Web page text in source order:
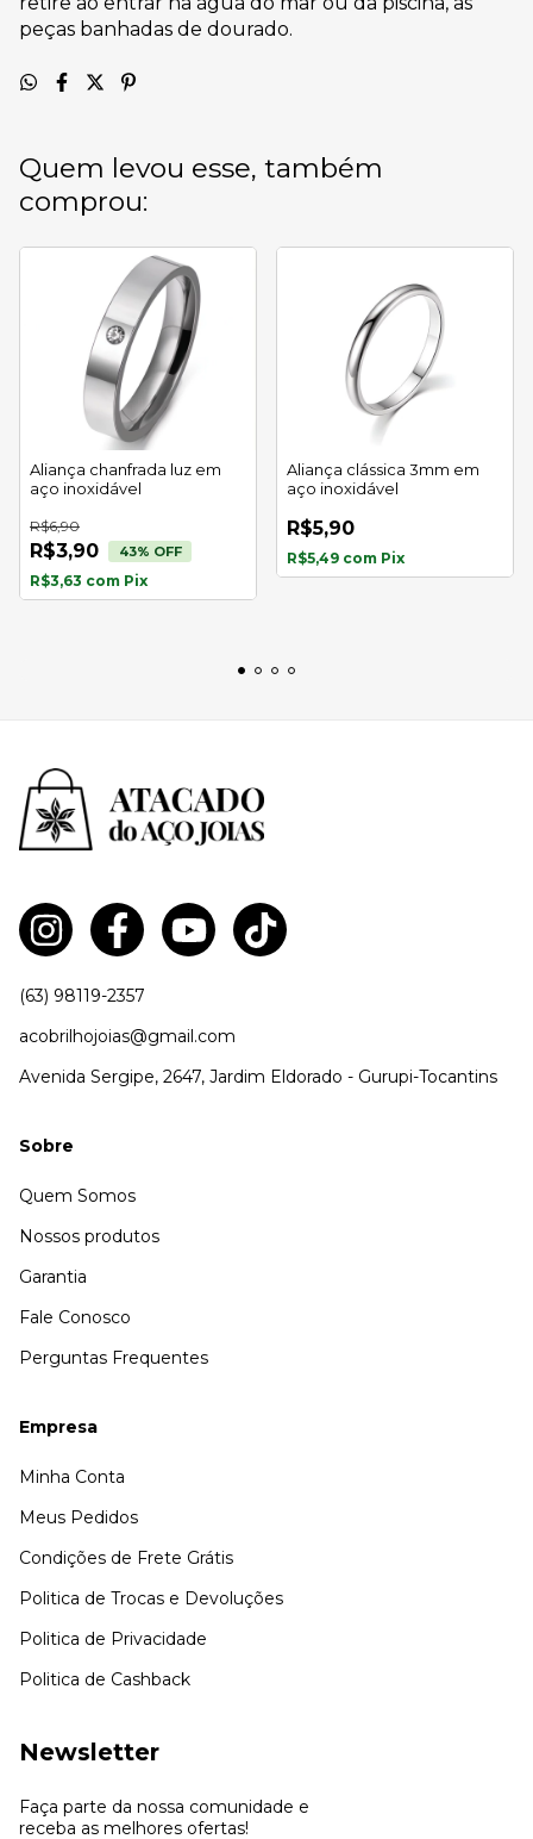
peças banhadas de dourado.
Quem levou esse, também
comprou:
Aliança chanfrada luz em
aço inoxidável
R$3,90
R$6,90
43% OFF
R$3,63 com Pix
Aliança clássica 3mm em
aço inoxidável
R$5,90
R$5,49 com Pix
(63) 98119-2357
acobrilhojoias@gmail.com
Avenida Sergipe, 2647, Jardim Eldorado - Gurupi-Tocantins
Sobre
Quem Somos
Nossos produtos
Garantia
Fale Conosco
Perguntas Frequentes
Empresa
Minha Conta
Meus Pedidos
Condições de Frete Grátis
Politica de Trocas e Devoluções
Politica de Privacidade
Politica de Cashback
Newsletter
Faça parte da nossa comunidade e
receba as melhores ofertas!